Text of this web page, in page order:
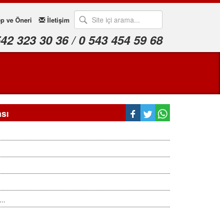
ve Öneri İletişim
323 30 36 / 0 543 454 59 68